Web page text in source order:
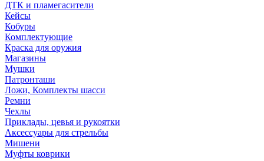
ДТК и пламегасители
Кейсы
Кобуры
Комплектующие
Краска для оружия
Магазины
Мушки
Патронташи
Ложи, Комплекты шасси
Ремни
Чехлы
Приклады, цевья и рукоятки
Аксессуары для стрельбы
Мишени
Муфты коврики